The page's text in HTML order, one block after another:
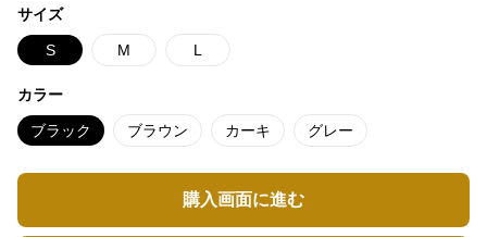
サイズ
S M L
カラー
ブラック ブラウン カーキ グレー
購入画面に進む